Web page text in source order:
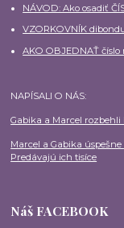
NÁVOD: Ako osadiť
VZORKOVNÍK
AKO OBJEDNAŤ
NAPÍSALI O NÁS:
Gabika a Marcel
Marcel a Gabika
Predávajú ich tisíce
Náš FACEBOOK